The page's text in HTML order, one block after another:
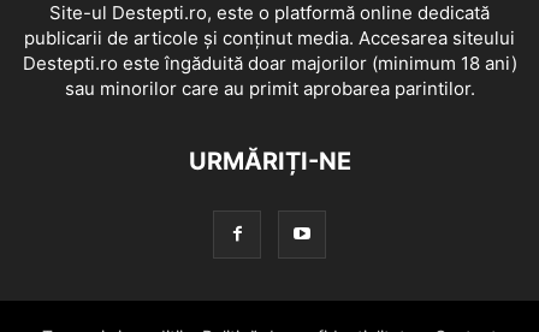
Site-ul Destepti.ro, este o platformă online dedicată
publicarii de articole și conținut media. Accesarea siteului
Destepti.ro este îngăduită doar majorilor (minimum 18 ani)
sau minorilor care au primit aprobarea parintilor.
URMĂRIȚI-NE